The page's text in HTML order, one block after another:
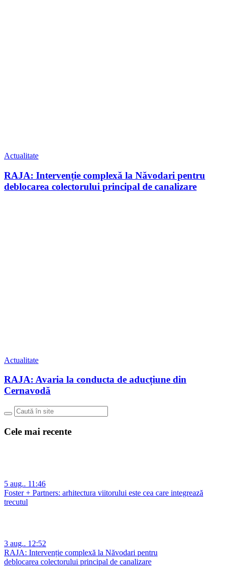
Actualitate
RAJA: Intervenție complexă la Năvodari pentru
deblocarea colectorului principal de canalizare
Actualitate
RAJA: Avaria la conducta de aducțiune din
Cernavodă
Cele mai recente
5 aug.. 11:46
Foster + Partners: arhitectura viitorului este cea care integrează
trecutul
3 aug.. 12:52
RAJA: Intervenție complexă la Năvodari pentru
deblocarea colectorului principal de canalizare